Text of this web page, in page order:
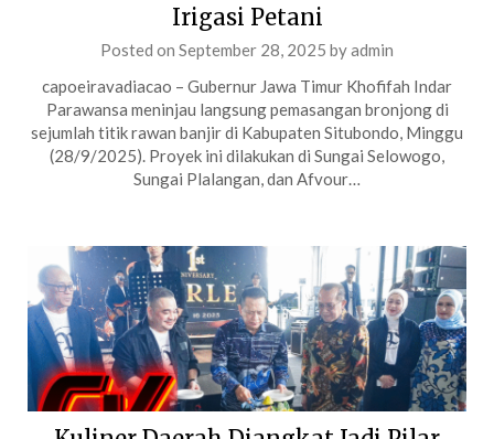
Irigasi Petani
Posted on September 28, 2025 byadmin
capoeiravadiacao – Gubernur Jawa Timur Khofifah Indar
Parawansa meninjau langsung pemasangan bronjong di
sejumlah titik rawan banjir di Kabupaten Situbondo, Minggu
(28/9/2025). Proyek ini dilakukan di Sungai Selowogo,
Sungai Plalangan, dan Afvour…